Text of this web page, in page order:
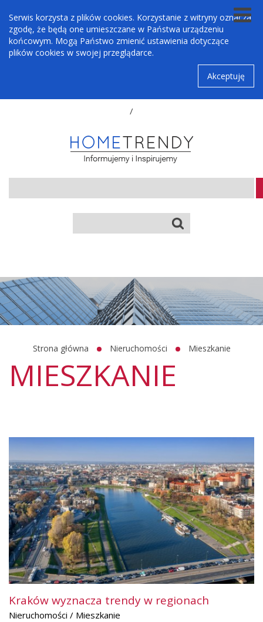
Serwis korzysta z plików cookies. Korzystanie z witryny oznacza
zgodę, że będą one umieszczane w Państwa urządzeniu
końcowym. Mogą Państwo zmienić ustawienia dotyczące
plików cookies w swojej przeglądarce.
Akceptuję
/
Strona główna Nieruchomości Mieszkanie
MIESZKANIE
Kraków wyznacza trendy w regionach
Nieruchomości / Mieszkanie